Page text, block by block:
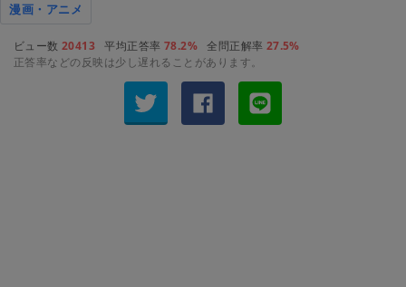
漫画・アニメ
ビュー数 20413 平均正答率 78.2% 全問正解率 27.5%
正答率などの反映は少し遅れることがあります。